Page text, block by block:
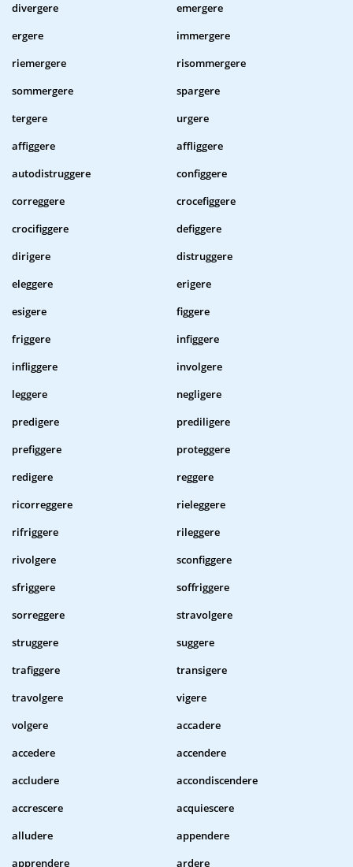
divergere
emergere
ergere
immergere
riemergere
risommergere
sommergere
spargere
tergere
urgere
affiggere
affliggere
autodistruggere
configgere
correggere
crocefiggere
crocifiggere
defiggere
dirigere
distruggere
eleggere
erigere
esigere
figgere
friggere
infiggere
infliggere
involgere
leggere
negligere
predigere
prediligere
prefiggere
proteggere
redigere
reggere
ricorreggere
rieleggere
rifriggere
rileggere
rivolgere
sconfiggere
sfriggere
soffriggere
sorreggere
stravolgere
struggere
suggere
trafiggere
transigere
travolgere
vigere
volgere
accadere
accedere
accendere
accludere
accondiscendere
accrescere
acquiescere
alludere
appendere
apprendere
ardere